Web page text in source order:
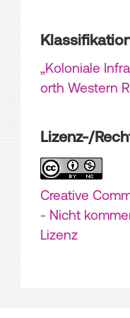
„Koloniale
orth Western
Lizenz-/
Creative
- Nicht
Lizenz